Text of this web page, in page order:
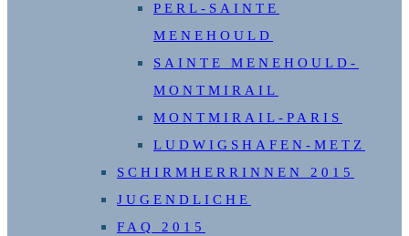
PERL-SAINTE
MENEHOULD
SAINTE MENEHOULD-
MONTMIRAIL
MONTMIRAIL-PARIS
LUDWIGSHAFEN-METZ
SCHIRMHERRINNEN 2015
JUGENDLICHE
FAQ 2015